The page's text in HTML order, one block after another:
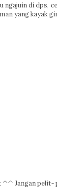
ngajuin di dps,
yang kayak
^^ Jangan pelit-